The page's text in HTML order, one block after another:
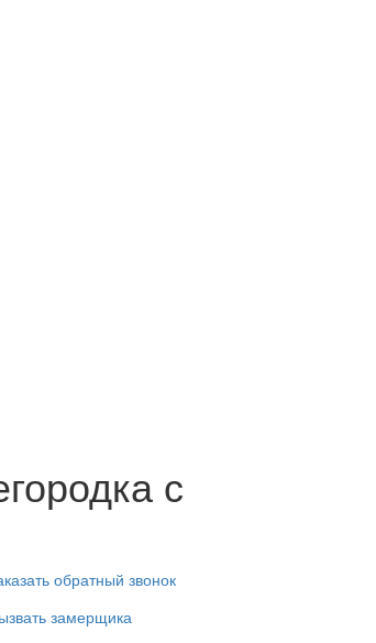
с
обратный звонок
замерщика